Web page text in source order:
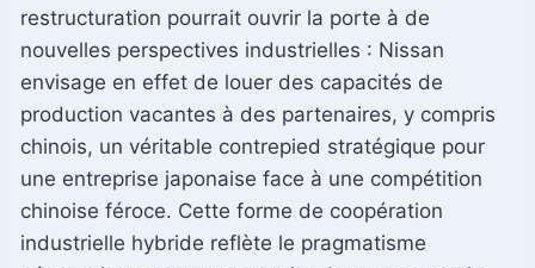
restructuration pourrait ouvrir la porte à de
nouvelles perspectives industrielles : Nissan
envisage en effet de louer des capacités de
production vacantes à des partenaires, y compris
chinois, un véritable contrepied stratégique pour
une entreprise japonaise face à une compétition
chinoise féroce. Cette forme de coopération
industrielle hybride reflète le pragmatisme